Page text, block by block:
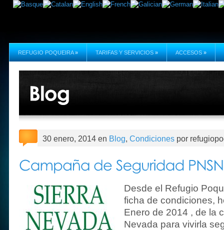
REFUGIO POQUEIRA » TARIFAS Y SERVICIOS » ACCESOS »
30 enero, 2014 en Blog, Condiciones por
Desde el Refugio
ficha de condiciones,
Enero de 2014 , de la
Nevada para vivirla